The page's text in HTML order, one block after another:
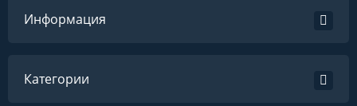
Информация
Категории